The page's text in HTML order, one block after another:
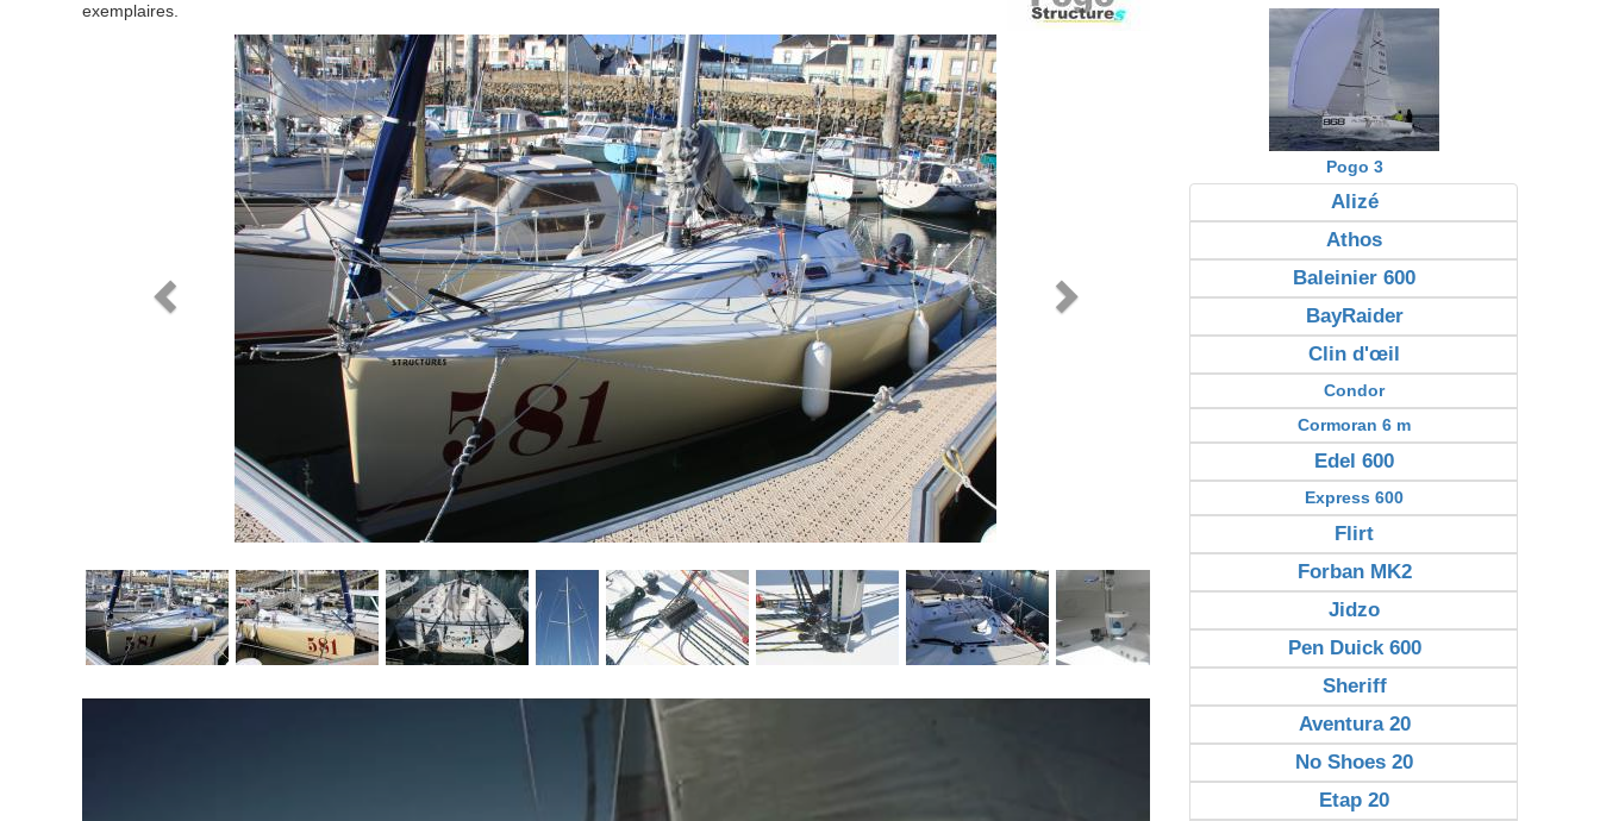
exemplaires.
Previous
Pogo 3
Alizé
Athos
Baleinier 600
BayRaider
Clin d'œil
Condor
Cormoran 6 m
Edel 600
Express 600
Flirt
Forban MK2
Jidzo
Pen Duick 600
Sheriff
Aventura 20
No Shoes 20
Etap 20